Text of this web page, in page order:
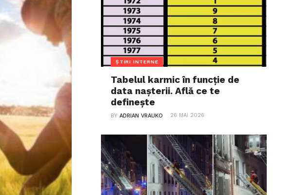
ȘTIRI INTERNE
Tabelul karmic în funcție de
data nașterii. Află ce te
definește
BYADRIAN VRAUKO 26 MAI 2026